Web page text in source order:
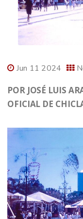
Jun 11 2024
POR JOSÉ LUIS
OFICIAL DE